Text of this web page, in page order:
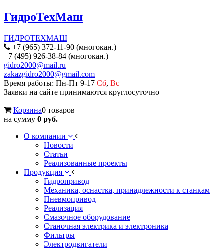
ГидроТехМаш
ГИДРОТЕХМАШ
+7 (965) 372-11-90 (многокан.)
+7 (495) 926-38-84 (многокан.)
gidro2000@mail.ru
zakazgidro2000@gmail.com
Время работы: Пн-Пт 9-17 Сб, Вс
Заявки на сайте принимаются круглосуточно
Корзина0 товаров
на сумму 0 руб.
О компании
Новости
Статьи
Реализованные проекты
Продукция
Гидропривод
Механика, оснастка, принадлежности к станкам
Пневмопривод
Реализация
Смазочное оборудование
Станочная электрика и электроника
Фильтры
Электродвигатели